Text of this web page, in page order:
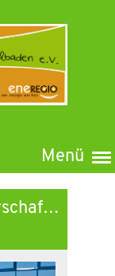
Menü
Tischtennis Minimeisterschaften 2026